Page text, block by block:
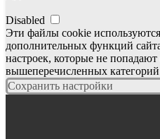
Disabled
Эти файлы cookie
дополнительных функций
настроек, которые не
вышеперечисленных
Сохранить настройки